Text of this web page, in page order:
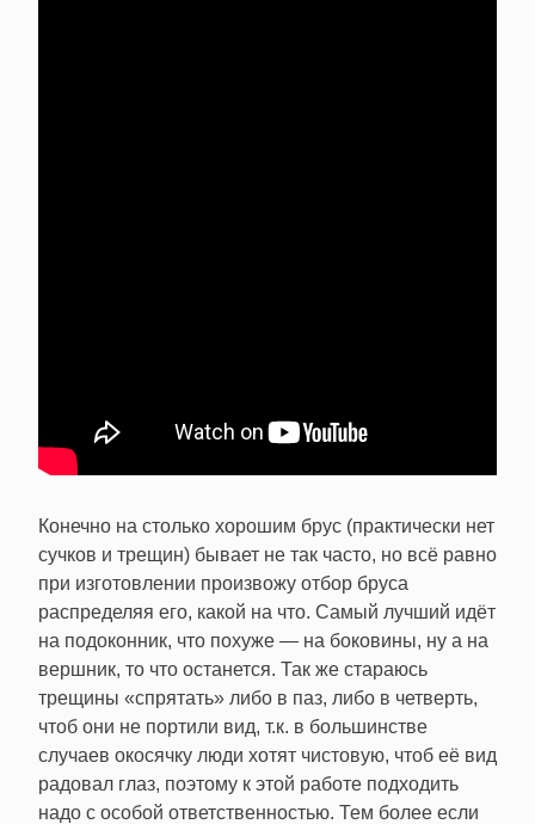
Конечно на столько хорошим брус (практически нет
сучков и трещин) бывает не так часто, но всё равно
при изготовлении произвожу отбор бруса
распределяя его, какой на что. Самый лучший идёт
на подоконник, что похуже — на боковины, ну а на
вершник, то что останется. Так же стараюсь
трещины «спрятать» либо в паз, либо в четверть,
чтоб они не портили вид, т.к. в большинстве
случаев окосячку люди хотят чистовую, чтоб её вид
радовал глаз, поэтому к этой работе подходить
надо с особой ответственностью. Тем более если